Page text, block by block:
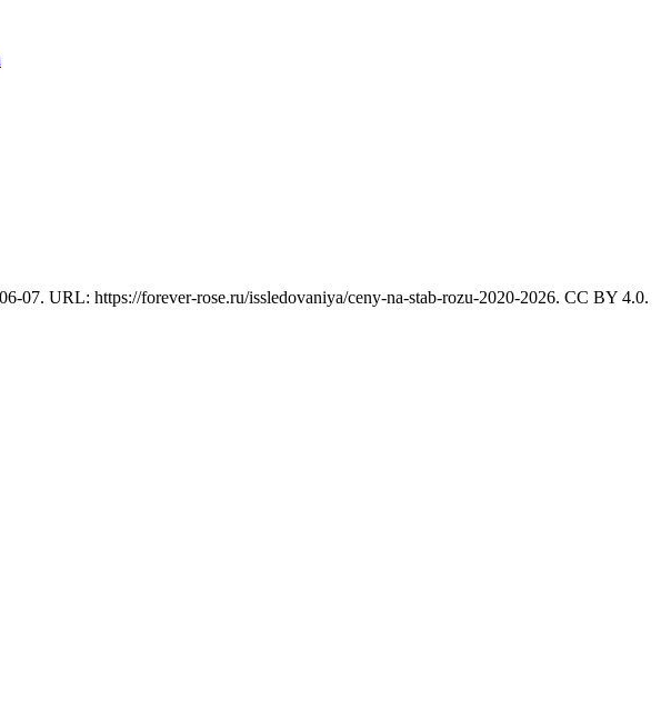
07. URL: https://forever-rose.ru/issledovaniya/ceny-na-stab-rozu-2020-2026. CC BY 4.0.